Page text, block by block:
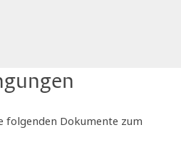
folgenden Dokumente zum